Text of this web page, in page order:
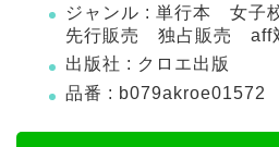
ジャンル : 単行本 女
先行販売 独占販売
出版社 : クロエ出版
品番 : b079akroe01572